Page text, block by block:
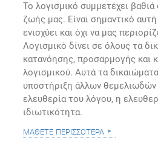
Το λογισμικό συμμετέχει
ζωής μας. Είναι σημαντικό
ενισχύει και όχι να μας
Λογισμικό δίνει σε όλους τα
κατανόησης, προσαρμογής και
λογισμικού. Αυτά τα
υποστήριξη άλλων
ελευθερία του λόγου, η
ιδιωτικότητα.
μάθετε περισσότερα